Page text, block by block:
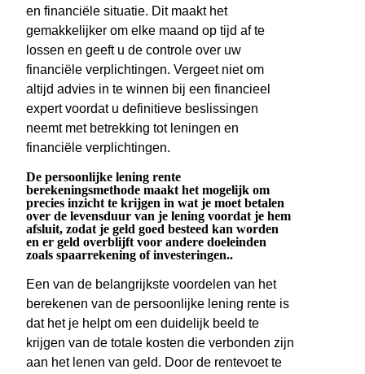
en financiële situatie. Dit maakt het
gemakkelijker om elke maand op tijd af te
lossen en geeft u de controle over uw
financiële verplichtingen. Vergeet niet om
altijd advies in te winnen bij een financieel
expert voordat u definitieve beslissingen
neemt met betrekking tot leningen en
financiële verplichtingen.
De persoonlijke lening rente
berekeningsmethode maakt het mogelijk om
precies inzicht te krijgen in wat je moet betalen
over de levensduur van je lening voordat je hem
afsluit, zodat je geld goed besteed kan worden
en er geld overblijft voor andere doeleinden
zoals spaarrekening of investeringen..
Een van de belangrijkste voordelen van het
berekenen van de persoonlijke lening rente is
dat het je helpt om een duidelijk beeld te
krijgen van de totale kosten die verbonden zijn
aan het lenen van geld. Door de rentevoet te